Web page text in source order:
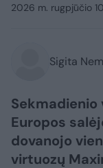
2026 m. rugpjūčio
Sigita
Sekmadienio
Europos
dovanojo
virtuozų